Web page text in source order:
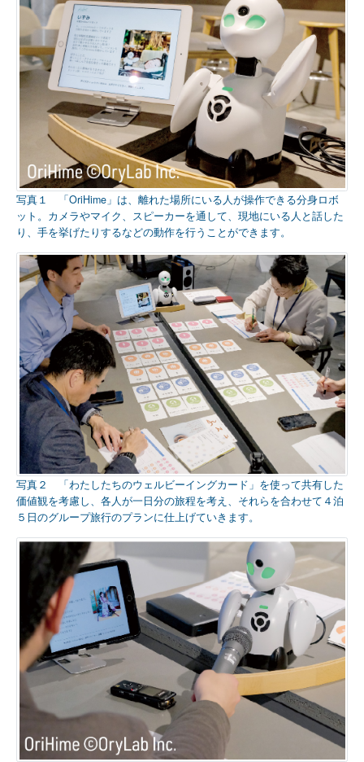
写真１ 「OriHime」は、離れた場所にいる人が操作できる分身ロボ
ット。カメラやマイク、スピーカーを通して、現地にいる人と話した
り、手を挙げたりするなどの動作を行うことができます。
写真２ 「わたしたちのウェルビーイングカード」を使って共有した
価値観を考慮し、各人が一日分の旅程を考え、それらを合わせて４泊
５日のグループ旅行のプランに仕上げていきます。